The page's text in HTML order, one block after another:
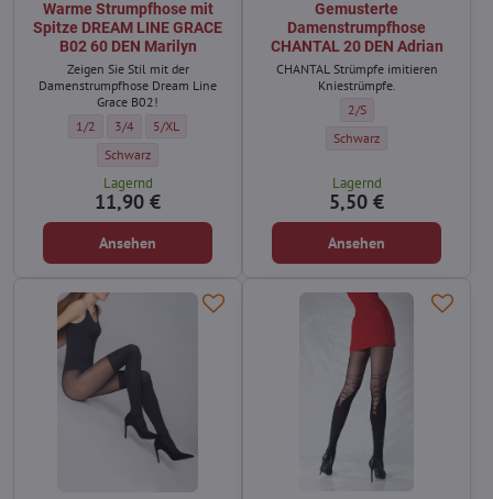
Warme Strumpfhose mit
Spitze DREAM LINE GRACE
B02 60 DEN Marilyn
Zeigen Sie Stil mit der
Damenstrumpfhose Dream Line
Grace B02!
Warme Strumpfhose mit Spitze DREAM LINE GRACE B02 60 DEN Marilyn -
1/2 Warme Strumpfhose mit Spitze DREAM LINE GRACE B02 60 DEN
3/4 Warme Strumpfhose mit Spitze DREAM LINE GRACE B02 60
5/XL
Warme Strumpfhose mit Spitze DREAM LINE GRACE B02 60 DEN
Schwarz
Lagernd
11,90 €
Ansehen
Gemusterte
Damenstrumpfhose
CHANTAL 20 DEN Adrian
CHANTAL Strümpfe imitieren
Kniestrümpfe.
Gemusterte
2/S
Gemusterte
Schwarz
Lagernd
5,50 €
Ansehen